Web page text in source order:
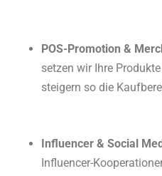
POS-Promotion &
setzen wir Ihre
steigern so die
Influencer & Social
Influencer-